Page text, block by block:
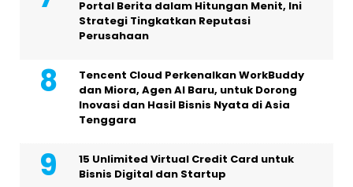
Portal Berita dalam Hitungan Menit, Ini
Strategi Tingkatkan Reputasi
Perusahaan
Tencent Cloud Perkenalkan WorkBuddy
dan Miora, Agen AI Baru, untuk Dorong
Inovasi dan Hasil Bisnis Nyata di Asia
Tenggara
15 Unlimited Virtual Credit Card untuk
Bisnis Digital dan Startup